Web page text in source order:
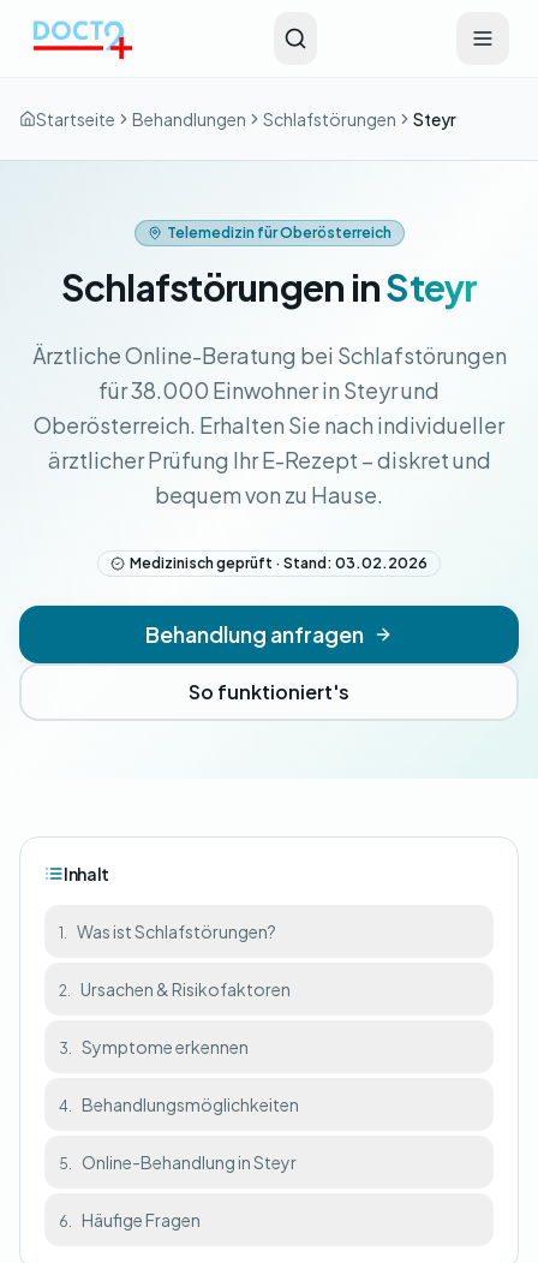
Startseite Behandlungen Schlafstörungen Steyr
Telemedizin für Oberösterreich
Schlafstörungen inSteyr
Ärztliche Online-Beratung bei Schlafstörungen
für 38.000 Einwohner in Steyr und
Oberösterreich. Erhalten Sie nach individueller
ärztlicher Prüfung Ihr E-Rezept – diskret und
bequem von zu Hause.
Medizinisch geprüft · Stand: 03.02.2026
Behandlung anfragen
So funktioniert's
Inhalt
1. Was ist Schlafstörungen?
2. Ursachen & Risikofaktoren
3. Symptome erkennen
4. Behandlungsmöglichkeiten
5. Online-Behandlung in Steyr
6. Häufige Fragen